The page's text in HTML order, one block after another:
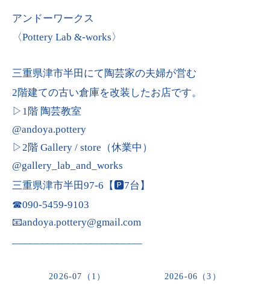
アンドーワークス
〈Pottery Lab &-works〉
三重県津市半田にて陶芸家の夫婦が営む
2階建ての古い倉庫を改装したお店です。
▷1階 陶芸教室
@andoya.pottery
▷2階 Gallery / store（休業中）
@gallery_lab_and_works
三重県津市半田97-6【🅿︎7台】
☎︎090-5459-9103
📧andoya.pottery@gmail.com
2026-07（1） 2026-06（3）